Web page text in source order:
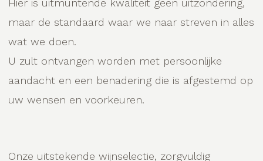
Hier is uitmuntende kwaliteit geen uitzondering,
maar de standaard waar we naar streven in alles
wat we doen.
U zult ontvangen worden met persoonlijke
aandacht en een benadering die is afgestemd op
uw wensen en voorkeuren.
Onze uitstekende wijnselectie, zorgvuldig